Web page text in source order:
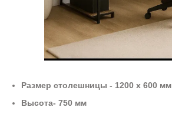
Размер столешницы - 1200 х 600 мм
Высота- 750 мм